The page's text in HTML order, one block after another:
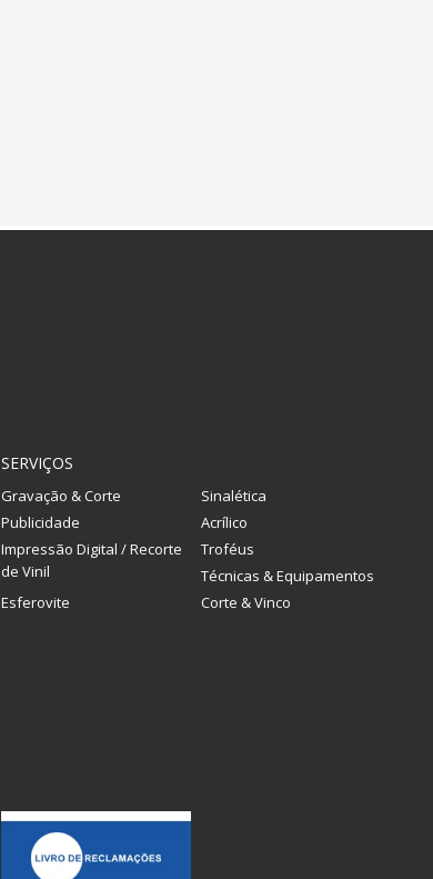
SERVIÇOS
Gravação & Corte
Sinalética
Publicidade
Acrílico
Impressão Digital / Recorte
de Vinil
Troféus
Técnicas & Equipamentos
Esferovite
Corte & Vinco